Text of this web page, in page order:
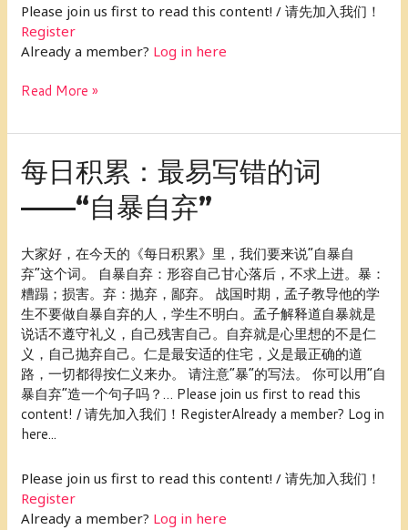
Please join us first to read this content! / 请先加入我们！
Register
Already a member? Log in here
Read More »
每日积累：最易写错的词
——“自暴自弃”
大家好，在今天的《每日积累》里，我们要来说“自暴自
弃”这个词。 自暴自弃：形容自己甘心落后，不求上进。暴：
糟蹋；损害。弃：抛弃，鄙弃。 战国时期，孟子教导他的学
生不要做自暴自弃的人，学生不明白。孟子解释道自暴就是
说话不遵守礼义，自己残害自己。自弃就是心里想的不是仁
义，自己抛弃自己。仁是最安适的住宅，义是最正确的道
路，一切都得按仁义来办。 请注意“暴”的写法。 你可以用“自
暴自弃”造一个句子吗？… Please join us first to read this
content! / 请先加入我们！RegisterAlready a member? Log in
here...
Please join us first to read this content! / 请先加入我们！
Register
Already a member? Log in here
每
日
最
易
写
错
的
词
——“自
暴
自
弃”